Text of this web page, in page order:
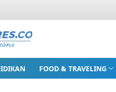
FOOD & TRAVELING